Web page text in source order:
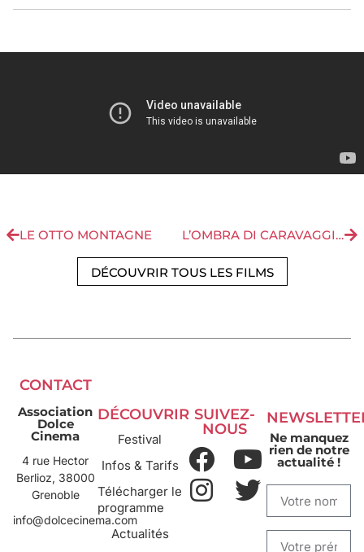
LE OTTO MONTAGNE L’OMBRA DI CARAVAGGIO
DÉCOUVRIR TOUS LES FILMS
CONTACT
Association
Dolce
Cinema
4 rue Hector
Berlioz, 38000
Grenoble
info@dolcecinema.com
DÉCOUVRIR
Festival
Infos & Tarifs
Télécharger le
programme
Actualités
SUIVEZ-
NOUS
Ne manquez
rien de notre
actualité !